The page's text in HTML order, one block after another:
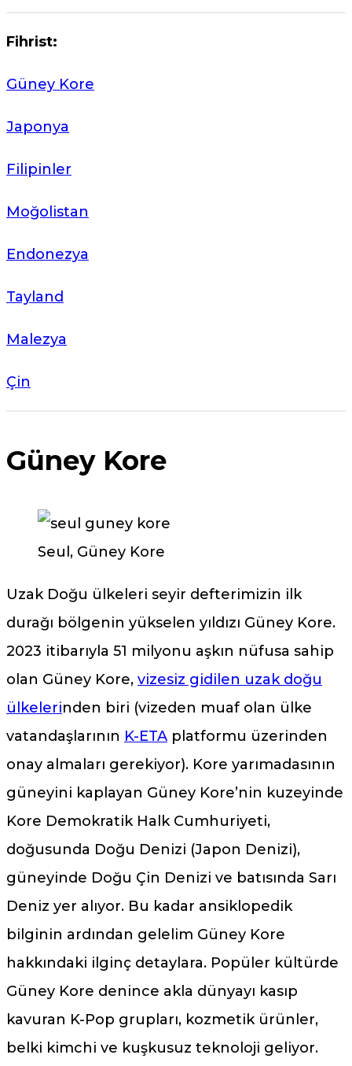
Fihrist:
Güney Kore
Japonya
Filipinler
Moğolistan
Endonezya
Tayland
Malezya
Çin
Güney Kore
Seul, Güney Kore
Uzak Doğu ülkeleri seyir defterimizin ilk
durağı bölgenin yükselen yıldızı Güney Kore.
2023 itibarıyla 51 milyonu aşkın nüfusa sahip
olan Güney Kore, vizesiz gidilen uzak doğu
ülkelerinden biri (vizeden muaf olan ülke
vatandaşlarının K-ETA platformu üzerinden
onay almaları gerekiyor). Kore yarımadasının
güneyini kaplayan Güney Kore’nin kuzeyinde
Kore Demokratik Halk Cumhuriyeti,
doğusunda Doğu Denizi (Japon Denizi),
güneyinde Doğu Çin Denizi ve batısında Sarı
Deniz yer alıyor. Bu kadar ansiklopedik
bilginin ardından gelelim Güney Kore
hakkındaki ilginç detaylara. Popüler kültürde
Güney Kore denince akla dünyayı kasıp
kavuran K-Pop grupları, kozmetik ürünler,
belki kimchi ve kuşkusuz teknoloji geliyor.